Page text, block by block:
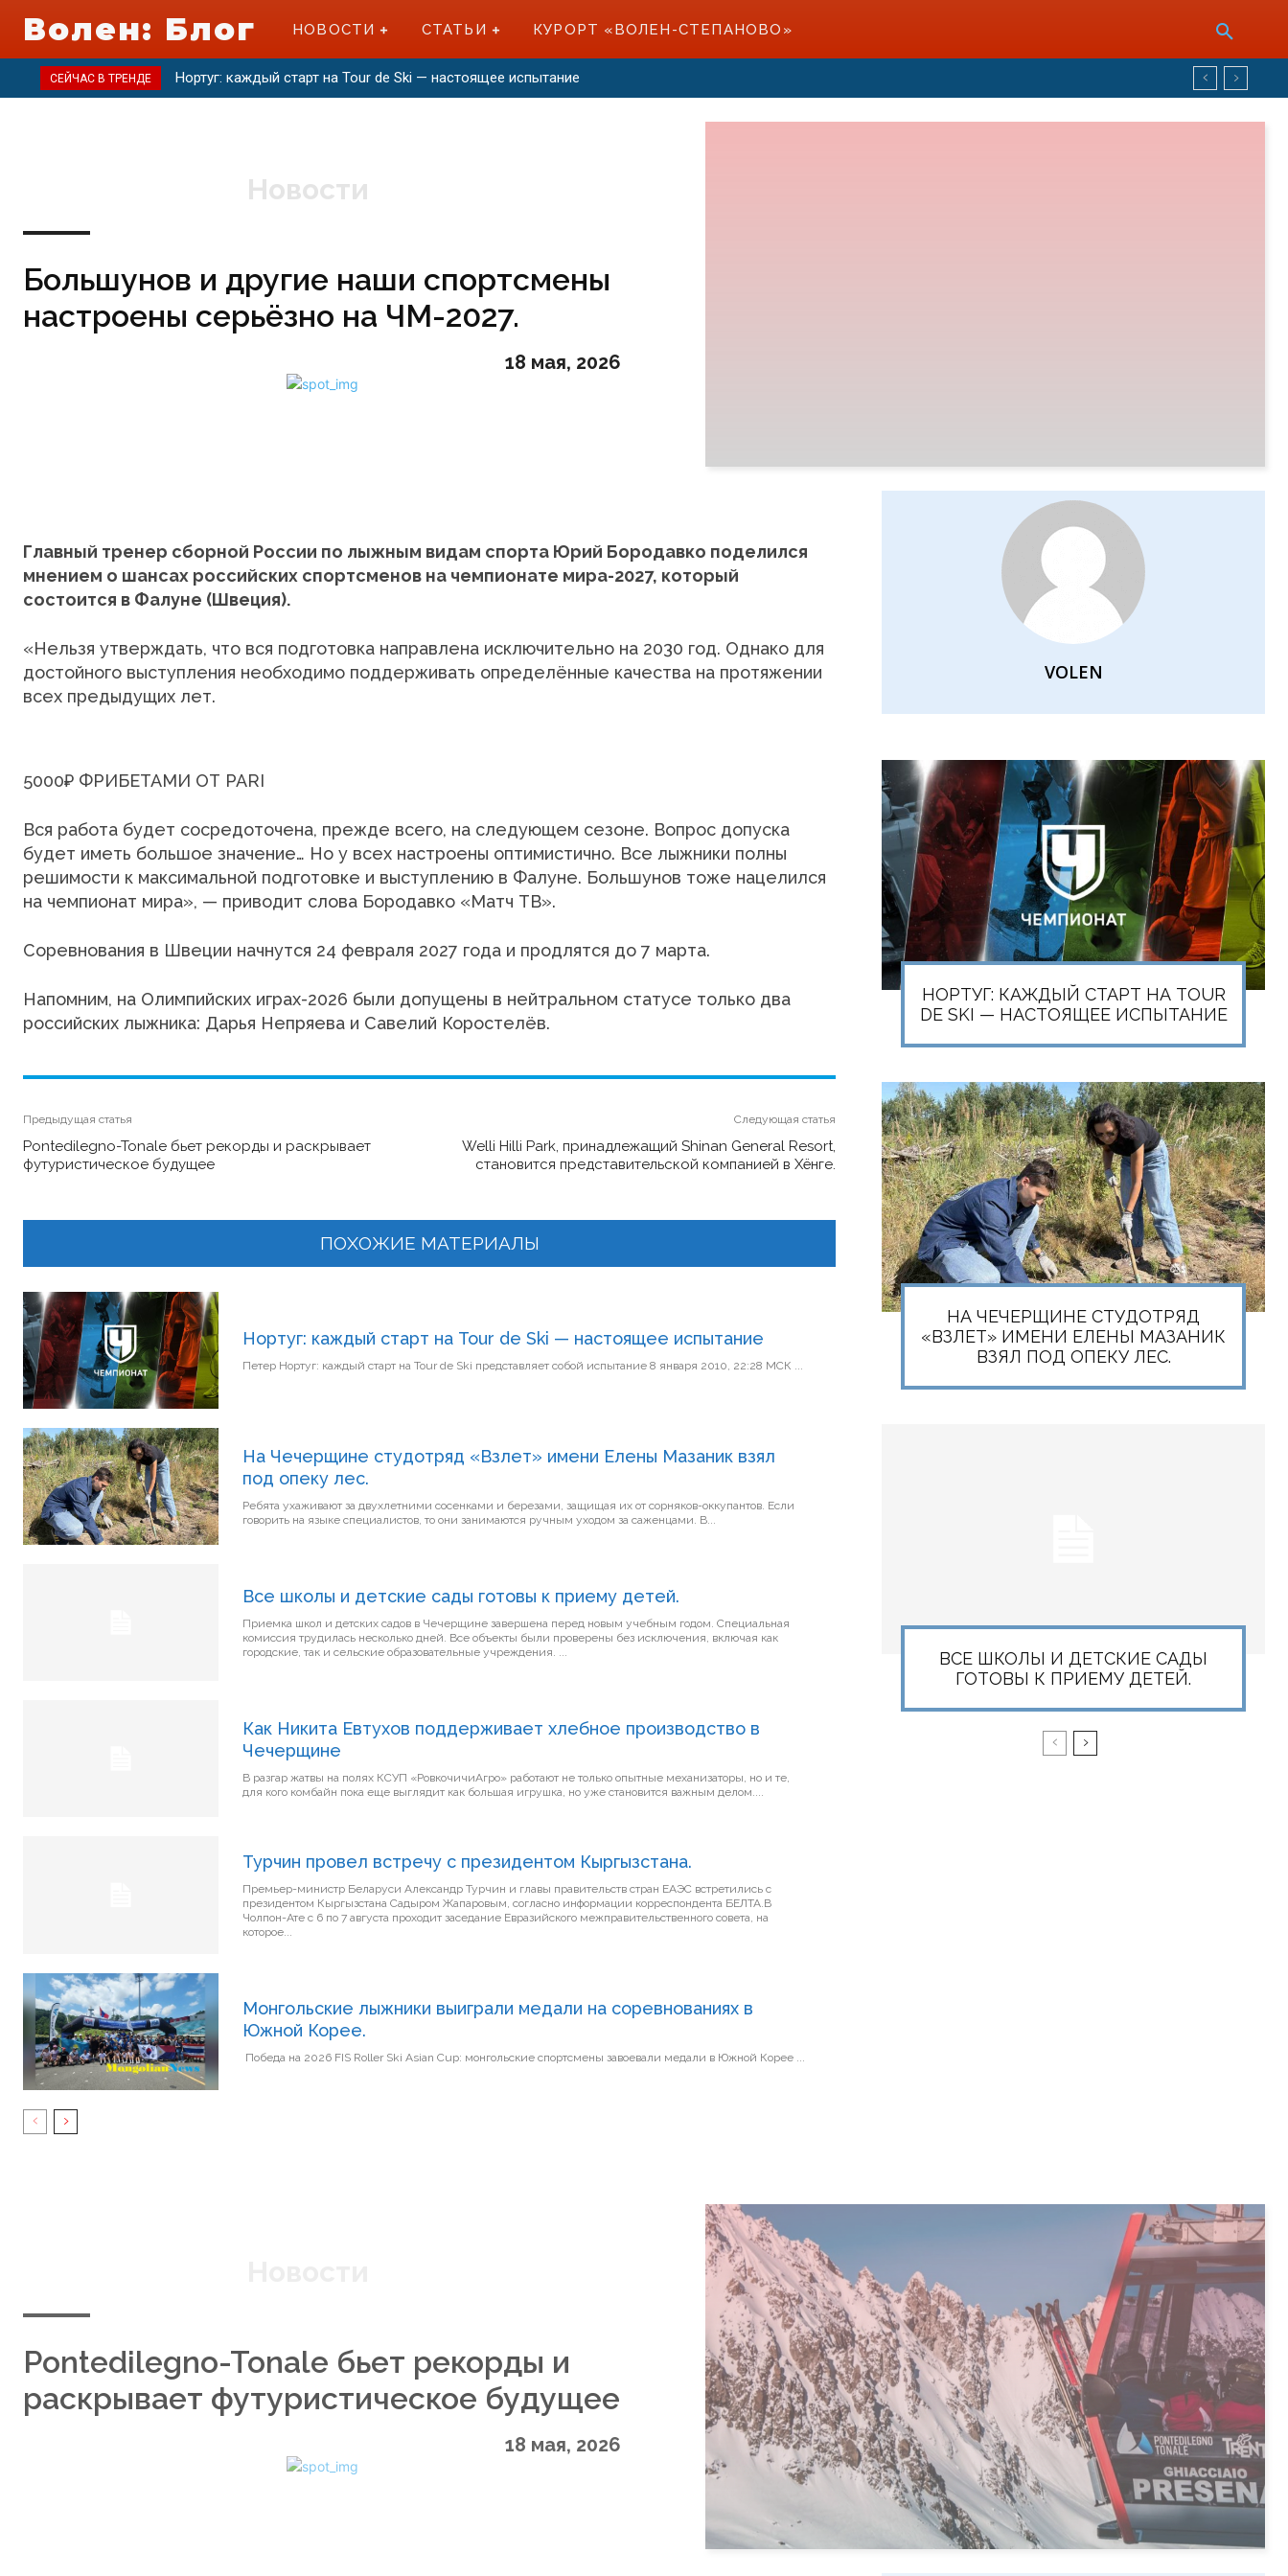
Волен: Блог НОВОСТИ СТАТЬИ КУРОРТ «ВОЛЕН-СТЕПАНОВО»
СЕЙЧАС В ТРЕНДЕ Нортуг: каждый старт на Tour de Ski — настоящее испытание
Новости
Большунов и другие наши спортсмены
настроены серьёзно на ЧМ-2027.
18 мая, 2026
Главный тренер сборной России по лыжным видам спорта Юрий Бородавко поделился
мнением о шансах российских спортсменов на чемпионате мира-2027, который
состоится в Фалуне (Швеция).
«Нельзя утверждать, что вся подготовка направлена исключительно на 2030 год. Однако для
достойного выступления необходимо поддерживать определённые качества на протяжении
всех предыдущих лет.
5000₽ ФРИБЕТАМИ ОТ PARI
Вся работа будет сосредоточена, прежде всего, на следующем сезоне. Вопрос допуска
будет иметь большое значение… Но у всех настроены оптимистично. Все лыжники полны
решимости к максимальной подготовке и выступлению в Фалуне. Большунов тоже нацелился
на чемпионат мира», — приводит слова Бородавко «Матч ТВ».
Соревнования в Швеции начнутся 24 февраля 2027 года и продлятся до 7 марта.
Напомним, на Олимпийских играх-2026 были допущены в нейтральном статусе только два
российских лыжника: Дарья Непряева и Савелий Коростелёв.
Предыдущая статья
Pontedilegno-Tonale бьет рекорды и раскрывает
футуристическое будущее
Следующая статья
Welli Hilli Park, принадлежащий Shinan General Resort,
становится представительской компанией в Хёнге.
ПОХОЖИЕ МАТЕРИАЛЫ
Нортуг: каждый старт на Tour de Ski — настоящее испытание
Петер Нортуг: каждый старт на Tour de Ski представляет собой испытание 8 января 2010, 22:28 МСК ...
На Чечерщине студотряд «Взлет» имени Елены Мазаник взял
под опеку лес.
Ребята ухаживают за двухлетними сосенками и березами, защищая их от сорняков-оккупантов. Если
говорить на языке специалистов, то они занимаются ручным уходом за саженцами. В...
Все школы и детские сады готовы к приему детей.
Приемка школ и детских садов в Чечерщине завершена перед новым учебным годом. Специальная
комиссия трудилась несколько дней. Все объекты были проверены без исключения, включая как
городские, так и сельские образовательные учреждения. ...
Как Никита Евтухов поддерживает хлебное производство в
Чечерщине
В разгар жатвы на полях КСУП «РовкочичиАгро» работают не только опытные механизаторы, но и те,
для кого комбайн пока еще выглядит как большая игрушка, но уже становится важным делом....
Турчин провел встречу с президентом Кыргызстана.
Премьер-министр Беларуси Александр Турчин и главы правительств стран ЕАЭС встретились с
президентом Кыргызстана Садыром Жапаровым, согласно информации корреспондента БЕЛТА.В
Чолпон-Ате с 6 по 7 августа проходит заседание Евразийского межправительственного совета, на
которое...
Монгольские лыжники выиграли медали на соревнованиях в
Южной Корее.
Победа на 2026 FIS Roller Ski Asian Cup: монгольские спортсмены завоевали медали в Южной Корее ...
VOLEN
НОРТУГ: КАЖДЫЙ СТАРТ НА TOUR
DE SKI — НАСТОЯЩЕЕ ИСПЫТАНИЕ
НА ЧЕЧЕРЩИНЕ СТУДОТРЯД
«ВЗЛЕТ» ИМЕНИ ЕЛЕНЫ МАЗАНИК
ВЗЯЛ ПОД ОПЕКУ ЛЕС.
ВСЕ ШКОЛЫ И ДЕТСКИЕ САДЫ
ГОТОВЫ К ПРИЕМУ ДЕТЕЙ.